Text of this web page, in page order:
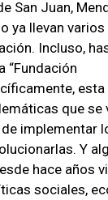
San Juan,
ya llevan
Incluso,
“Fundación
que se
de implementar
Y
hace años
sociales,